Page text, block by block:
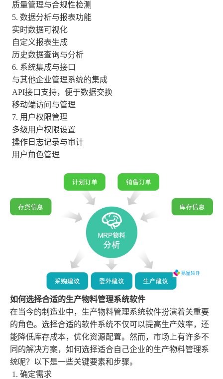
质量管理与合规性检测
5. 数据分析与报表功能
实时数据可视化
自定义报表生成
历史数据查询与分析
6. 系统集成与接口
与其他企业管理系统的集成
API接口支持，便于数据交换
移动端访问与管理
7. 用户权限管理
多级用户权限设置
操作日志记录与审计
用户角色管理
如何选择合适的生产物料管理系统软件
在当今的制造业中，生产物料管理系统软件扮演着关重要
的角色。选择合适的软件系统不仅可以提高生产效率，还
能降低库存成本，优化资源配置。然而，市场上有许多不
同的解决方案，如何选择适合自己企业的生产物料管理系
统呢？以下是一些关键要素和步骤。
1. 确定需求